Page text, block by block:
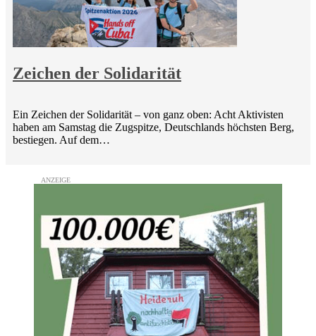
Zeichen der Solidarität
Ein Zeichen der Solidarität – von ganz oben: Acht Aktivisten
haben am Samstag die Zugspitze, Deutschlands höchsten Berg,
bestiegen. Auf dem…